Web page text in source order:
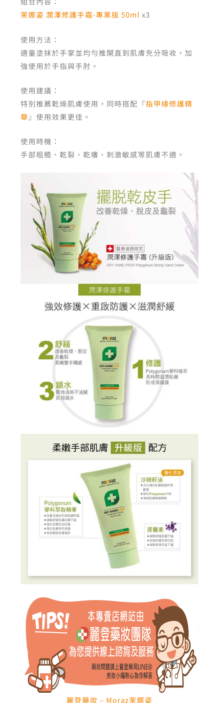
茉娜姿 潤澤修護手霜-專業版 50ml x3
使用方法：
適量塗抹於手掌並均勻推開直到肌膚充分吸收，加
強使用於手指與手肘。
使用建議：
特別推薦乾燥肌膚使用，同時搭配『指甲緣修護精
華 』使用效果更佳。
使用時機：
手部粗糙、乾裂、乾癢、刺激敏感等肌膚不適。
麗登藥妝 – Moraz茉娜姿